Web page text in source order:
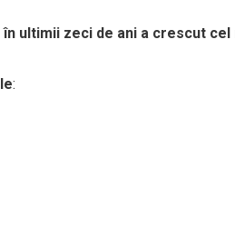
ultimii zeci de ani a crescut
: